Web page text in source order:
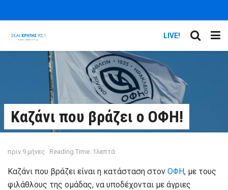
LIVE!
Καζάνι που βράζει ο ΟΦΗ!
πριν 9 μήνες Reading Time: 1λεπτά
Καζάνι που βράζει είναι η κατάσταση στον ΟΦΗ, με τους
φιλάθλους της ομάδας, να υποδέχονται με άγριες